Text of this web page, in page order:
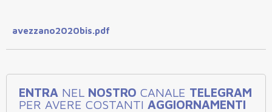
avezzano2020bis.pdf
ENTRA NEL NOSTRO CANALE TELEGRAM
PER AVERE COSTANTI AGGIORNAMENTI